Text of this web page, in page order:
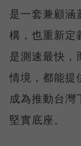
是一套兼顧涵
構，也重新定
是測速最快，
情境，都能提
成為推動台灣
堅實底座。